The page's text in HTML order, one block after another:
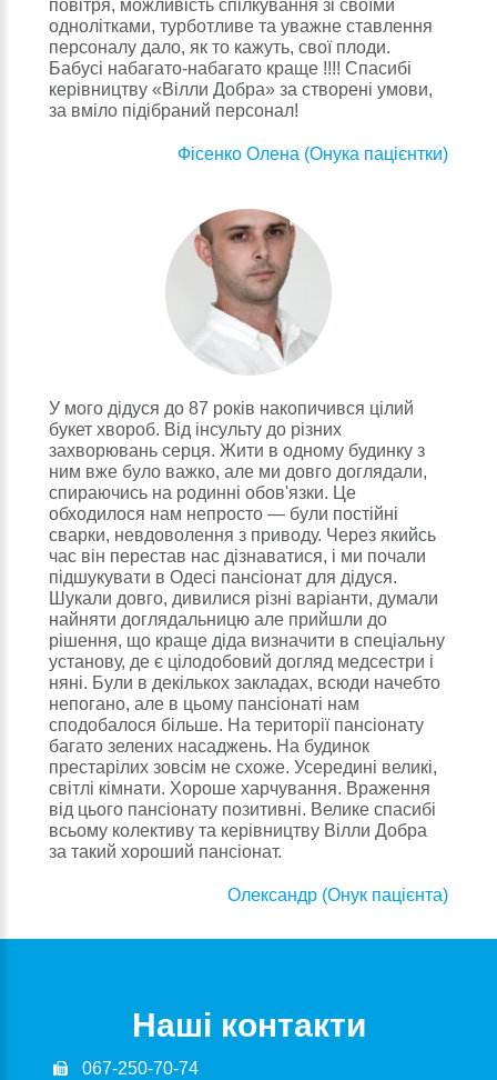
повітря, можливість спілкування зі своїми
однолітками, турботливе та уважне ставлення
персоналу дало, як то кажуть, свої плоди.
Бабусі набагато-набагато краще !!!! Спасибі
керівництву «Вілли Добра» за створені умови,
за вміло підібраний персонал!
Фісенко Олена (Онука пацієнтки)
У мого дідуся до 87 років накопичився цілий
букет хвороб. Від інсульту до різних
захворювань серця. Жити в одному будинку з
ним вже було важко, але ми довго доглядали,
спираючись на родинні обов'язки. Це
обходилося нам непросто — були постійні
сварки, невдоволення з приводу. Через якийсь
час він перестав нас дізнаватися, і ми почали
підшукувати в Одесі пансіонат для дідуся.
Шукали довго, дивилися різні варіанти, думали
найняти доглядальницю але прийшли до
рішення, що краще діда визначити в спеціальну
установу, де є цілодобовий догляд медсестри і
няні. Були в декількох закладах, всюди начебто
непогано, але в цьому пансіонаті нам
сподобалося більше. На території пансіонату
багато зелених насаджень. На будинок
престарілих зовсім не схоже. Усередині великі,
світлі кімнати. Хороше харчування. Враження
від цього пансіонату позитивні. Велике спасибі
всьому колективу та керівництву Вілли Добра
за такий хороший пансіонат.
Олександр (Онук пацієнта)
Наші контакти
067-250-70-74